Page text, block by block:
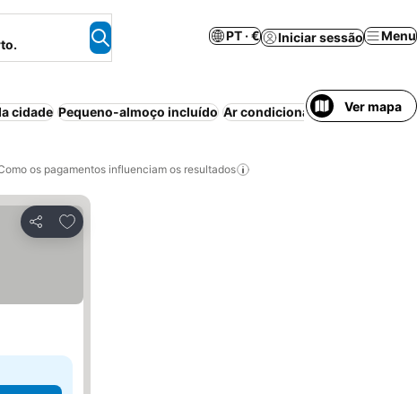
PT · € Iniciar sessão Menu
cidade Pequeno-almoço incluído Ar condicionado Ver mapa
os pagamentos influenciam os resultados
Partilhar
Adicionar aos favoritos